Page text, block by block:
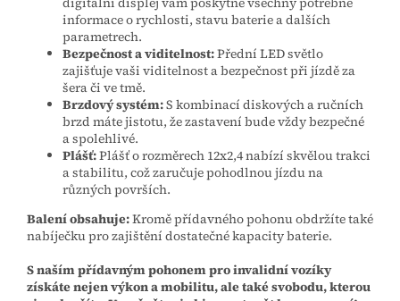
informace o rychlosti, stavu baterie a dalších
parametrech.
Bezpečnost a viditelnost:Přední LED světlo
zajišťuje vaši viditelnost a bezpečnost při jízdě za
šera či ve tmě.
Brzdový systém:S kombinací diskových a ručních
brzd máte jistotu, že zastavení bude vždy bezpečné
a spolehlivé.
Plášť:Plášť o rozměrech 12x2,4 nabízí skvělou trakci
a stabilitu, což zaručuje pohodlnou jízdu na
různých površích.
Balení obsahuje:Kromě přídavného pohonu obdržíte také
nabíječku pro zajištění dostatečné kapacity baterie.
S naším přídavným pohonem pro invalidní vozíky
získáte nejen výkon a mobilitu, ale také svobodu, kterou